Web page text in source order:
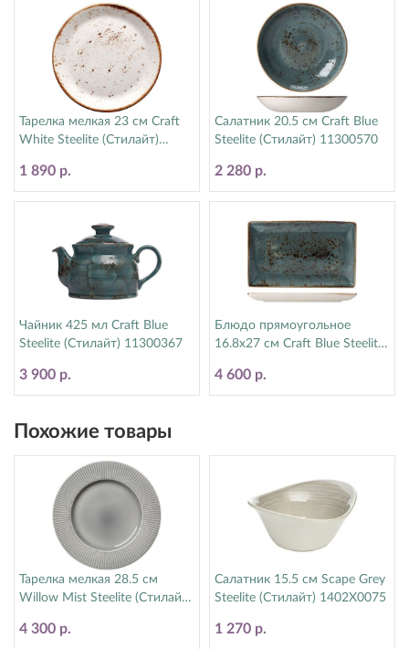
Тарелка мелкая 23 см Craft
White Steelite (Стилайт)
1 890 р.
Салатник 20.5 см Craft Blue
Steelite (Стилайт) 11300570
2 280 р.
Чайник 425 мл Craft Blue
Steelite (Стилайт) 11300367
3 900 р.
Блюдо прямоугольное
16.8х27 см Craft Blue Steelite
4 600 р.
Похожие товары
Тарелка мелкая 28.5 см
Willow Mist Steelite (Стилайт)
4 300 р.
Салатник 15.5 см Scape Grey
Steelite (Стилайт) 1402X0075
1 270 р.